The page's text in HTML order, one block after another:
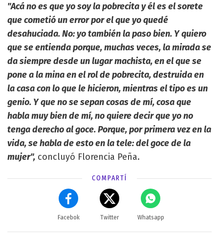
"Acá no es que yo soy la pobrecita y él es el sorete
que cometió un error por el que yo quedé
desahuciada. No: yo también la paso bien. Y quiero
que se entienda porque, muchas veces, la mirada se
da siempre desde un lugar machista, en el que se
pone a la mina en el rol de pobrecita, destruida en
la casa con lo que le hicieron, mientras el tipo es un
genio. Y que no se sepan cosas de mí, cosa que
habla muy bien de mí, no quiere decir que yo no
tenga derecho al goce. Porque, por primera vez en la
vida, se habla de esto en la tele: del goce de la
mujer", concluyó Florencia Peña.
COMPARTÍ
Facebok Twitter Whatsapp